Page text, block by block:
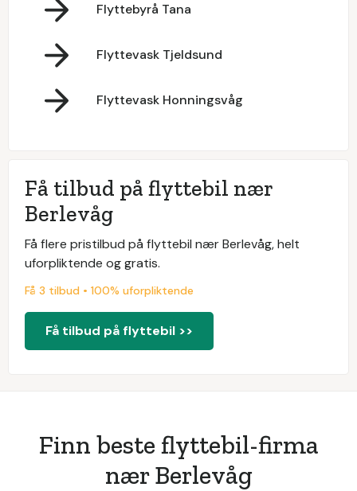
Flyttebyrå Tana
Flyttevask Tjeldsund
Flyttevask Honningsvåg
Få tilbud på flyttebil nær
Berlevåg
Få flere pristilbud på flyttebil nær Berlevåg, helt
uforpliktende og gratis.
Få 3 tilbud • 100% uforpliktende
Få tilbud på flyttebil >>
Finn beste flyttebil-firma
nær Berlevåg